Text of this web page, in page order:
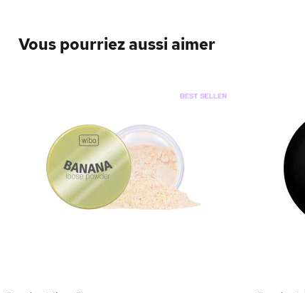
Vous pourriez aussi aimer